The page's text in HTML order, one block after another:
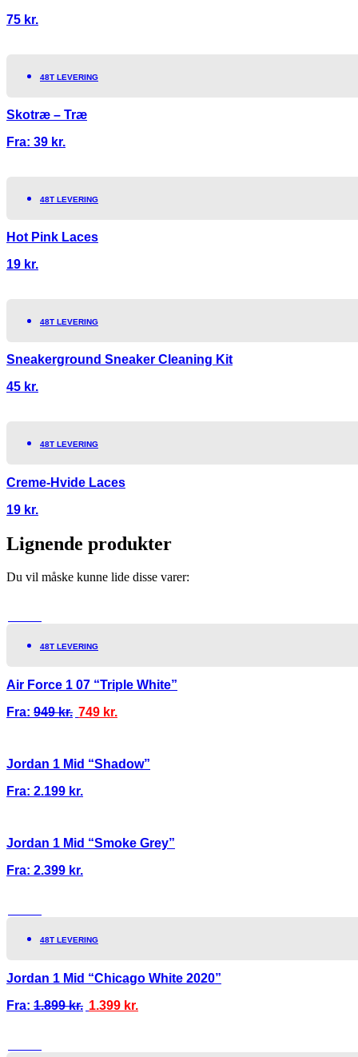
75 kr.
48T LEVERING
Skotræ – Træ
Fra: 39 kr.
48T LEVERING
Hot Pink Laces
19 kr.
48T LEVERING
Sneakerground Sneaker Cleaning Kit
45 kr.
48T LEVERING
Creme-Hvide Laces
19 kr.
Lignende produkter
Du vil måske kunne lide disse varer:
48T LEVERING
Air Force 1 07 “Triple White”
Fra: 949kr. 749 kr.
Jordan 1 Mid “Shadow”
Fra: 2.199 kr.
Jordan 1 Mid “Smoke Grey”
Fra: 2.399 kr.
48T LEVERING
Jordan 1 Mid “Chicago White 2020”
Fra: 1.899kr. 1.399 kr.